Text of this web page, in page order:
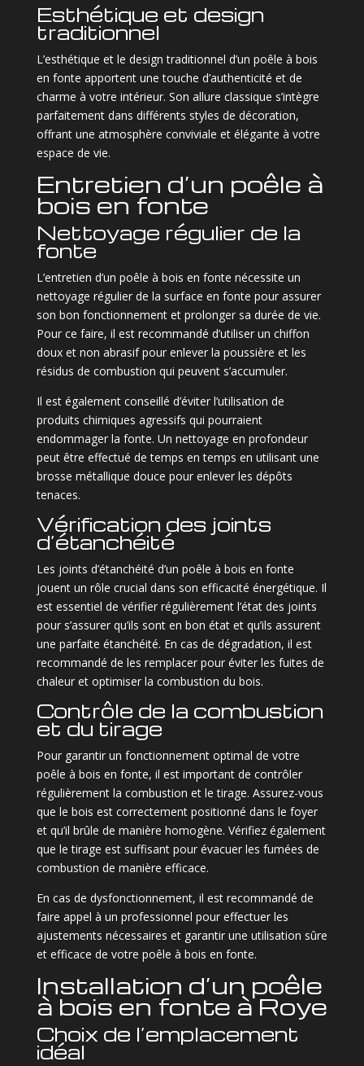
Esthétique et design
traditionnel
L’esthétique et le design traditionnel d’un poêle à bois
en fonte apportent une touche d’authenticité et de
charme à votre intérieur. Son allure classique s’intègre
parfaitement dans différents styles de décoration,
offrant une atmosphère conviviale et élégante à votre
espace de vie.
Entretien d’un poêle à
bois en fonte
Nettoyage régulier de la
fonte
L’entretien d’un poêle à bois en fonte nécessite un
nettoyage régulier de la surface en fonte pour assurer
son bon fonctionnement et prolonger sa durée de vie.
Pour ce faire, il est recommandé d’utiliser un chiffon
doux et non abrasif pour enlever la poussière et les
résidus de combustion qui peuvent s’accumuler.
Il est également conseillé d’éviter l’utilisation de
produits chimiques agressifs qui pourraient
endommager la fonte. Un nettoyage en profondeur
peut être effectué de temps en temps en utilisant une
brosse métallique douce pour enlever les dépôts
tenaces.
Vérification des joints
d’étanchéité
Les joints d’étanchéité d’un poêle à bois en fonte
jouent un rôle crucial dans son efficacité énergétique. Il
est essentiel de vérifier régulièrement l’état des joints
pour s’assurer qu’ils sont en bon état et qu’ils assurent
une parfaite étanchéité. En cas de dégradation, il est
recommandé de les remplacer pour éviter les fuites de
chaleur et optimiser la combustion du bois.
Contrôle de la combustion
et du tirage
Pour garantir un fonctionnement optimal de votre
poêle à bois en fonte, il est important de contrôler
régulièrement la combustion et le tirage. Assurez-vous
que le bois est correctement positionné dans le foyer
et qu’il brûle de manière homogène. Vérifiez également
que le tirage est suffisant pour évacuer les fumées de
combustion de manière efficace.
En cas de dysfonctionnement, il est recommandé de
faire appel à un professionnel pour effectuer les
ajustements nécessaires et garantir une utilisation sûre
et efficace de votre poêle à bois en fonte.
Installation d’un poêle
à bois en fonte à Roye
Choix de l’emplacement
idéal